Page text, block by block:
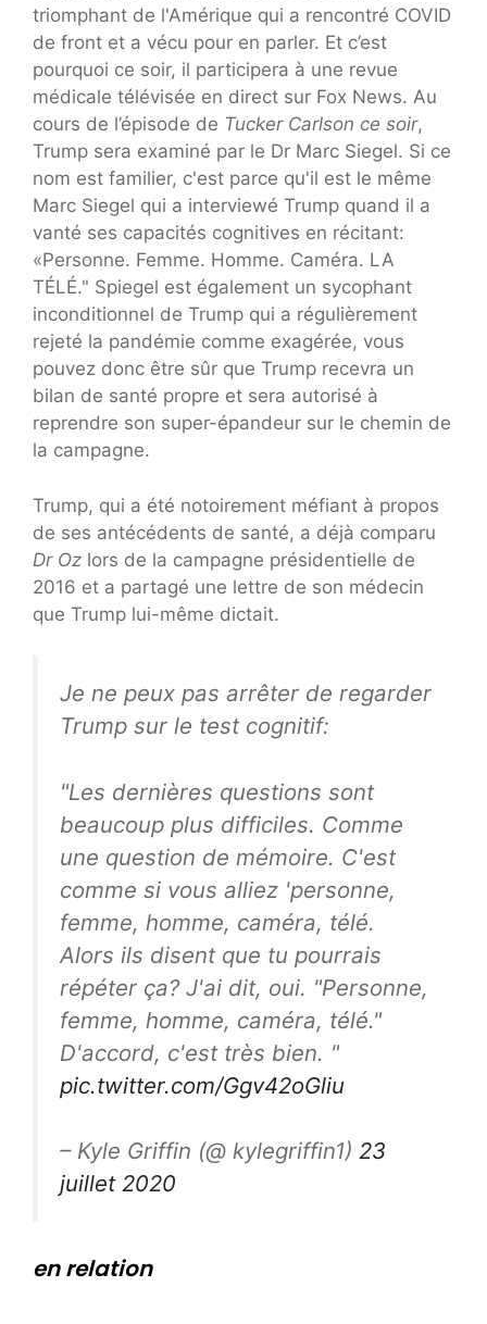
triomphant de l'Amérique qui a rencontré COVID
de front et a vécu pour en parler. Et c’est
pourquoi ce soir, il participera à une revue
médicale télévisée en direct sur Fox News. Au
cours de l’épisode de Tucker Carlson ce soir,
Trump sera examiné par le Dr Marc Siegel. Si ce
nom est familier, c'est parce qu'il est le même
Marc Siegel qui a interviewé Trump quand il a
vanté ses capacités cognitives en récitant:
«Personne. Femme. Homme. Caméra. LA
TÉLÉ." Spiegel est également un sycophant
inconditionnel de Trump qui a régulièrement
rejeté la pandémie comme exagérée, vous
pouvez donc être sûr que Trump recevra un
bilan de santé propre et sera autorisé à
reprendre son super-épandeur sur le chemin de
la campagne.
Trump, qui a été notoirement méfiant à propos
de ses antécédents de santé, a déjà comparu
Dr Oz lors de la campagne présidentielle de
2016 et a partagé une lettre de son médecin
que Trump lui-même dictait.
Je ne peux pas arrêter de regarder
Trump sur le test cognitif:
"Les dernières questions sont
beaucoup plus difficiles. Comme
une question de mémoire. C'est
comme si vous alliez 'personne,
femme, homme, caméra, télé.
Alors ils disent que tu pourrais
répéter ça? J'ai dit, oui. "Personne,
femme, homme, caméra, télé."
D'accord, c'est très bien. "
pic.twitter.com/Ggv42oGliu
– Kyle Griffin (@ kylegriffin1) 23
juillet 2020
en relation